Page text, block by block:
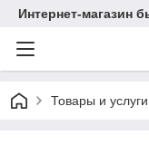
Интернет-магазин
Товары и услуги